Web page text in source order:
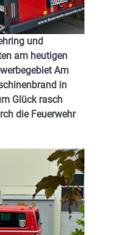
und
am heutigen
Am
in
Glück rasch
die Feuerwehr